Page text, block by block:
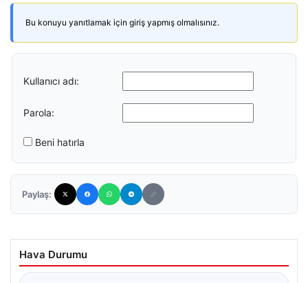
Bu konuyu yanıtlamak için giriş yapmış olmalısınız.
Kullanıcı adı:
Parola:
Beni hatırla
Paylaş:
Hava Durumu